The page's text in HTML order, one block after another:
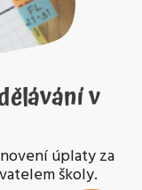
v
úplaty za
školy.